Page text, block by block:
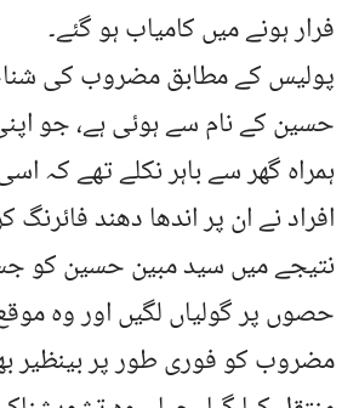
فرار ہونے میں کامیاب ہو گئے۔
پولیس کے مطابق مضروب کی
حسین کے نام سے ہوئی ہے، جو
ہمراہ گھر سے باہر نکلے تھے کہ
افراد نے ان پر اندھا دھند
نتیجے میں سید مبین حسین کو
حصوں پر گولیاں لگیں اور وہ
مضروب کو فوری طور پر بینظیر